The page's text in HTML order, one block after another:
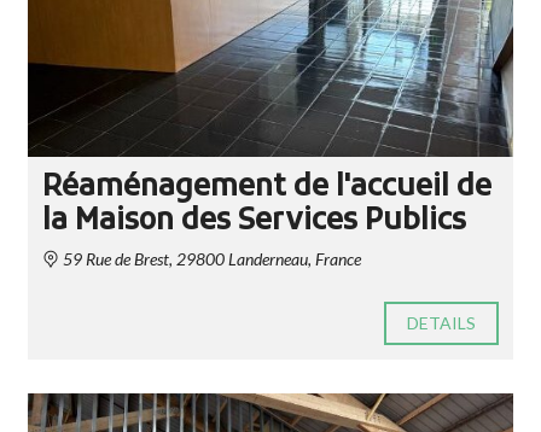
Réaménagement de l'accueil de
la Maison des Services Publics
59 Rue de Brest, 29800 Landerneau, France
DETAILS